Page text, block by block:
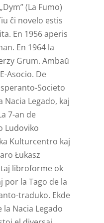
(La Fumo)
ĉi novelo estis
En 1956 aperis
En 1964 la
Grum. Ambaŭ
Asocio. De
Societo
Nacia Legado, kaj
7-an de
Ludoviko
Kulturcentro kaj
Łukasz
libroforme ok
la Tago de la
traduko. Ekde
la Nacia Legado